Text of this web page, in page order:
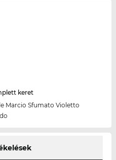
keret
Marcio Sfumato Violetto